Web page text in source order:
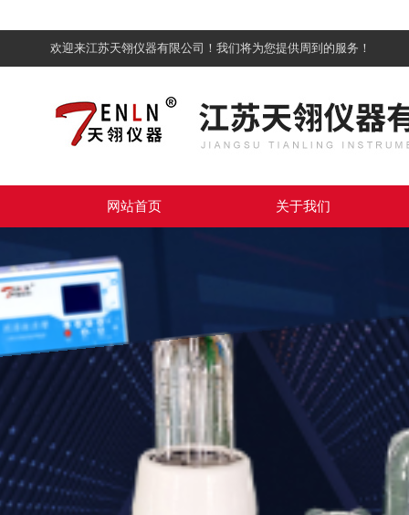
欢迎来江苏天翎仪器有限公司！我们将为您提供周到的服务！
网站首页 关于我们